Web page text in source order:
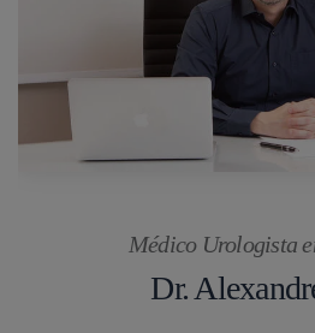
Médico Urologista
Dr.